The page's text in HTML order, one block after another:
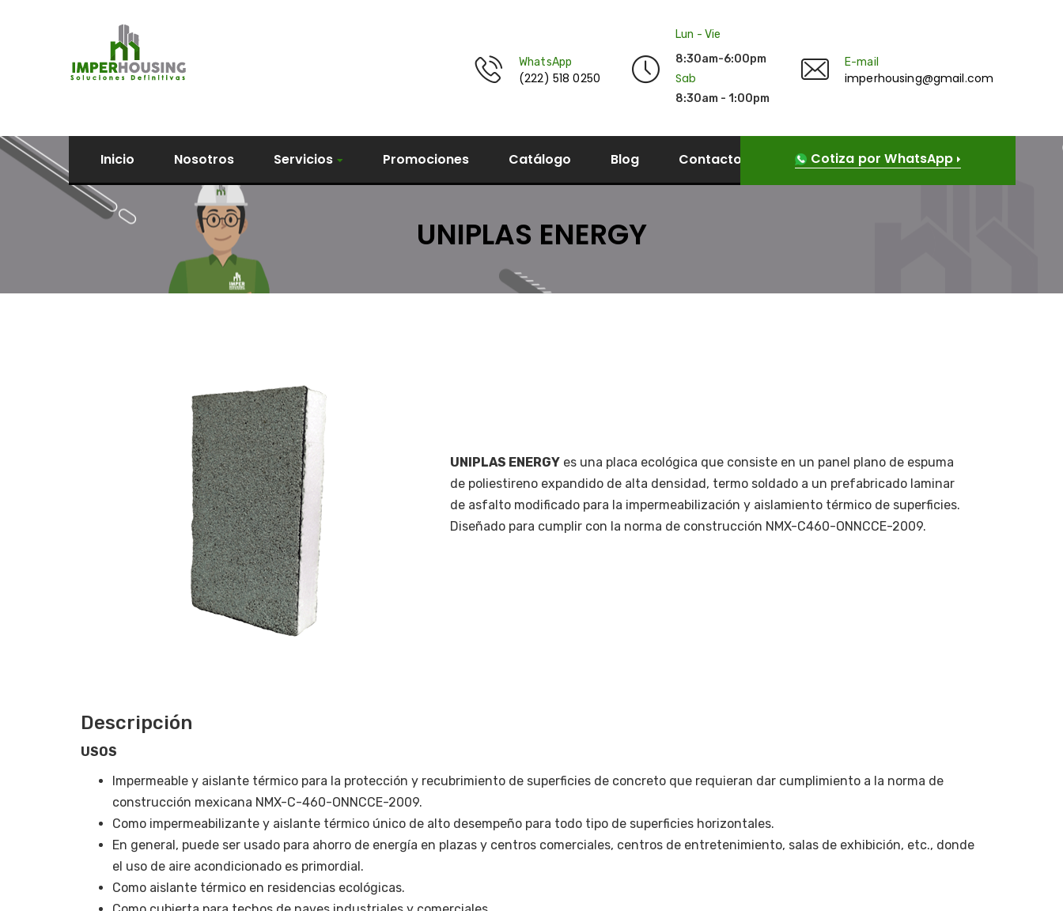
WhatsApp
(222) 518 0250
Lun - Vie
8:30am-6:00pm
Sab
8:30am - 1:00pm
E-mail
imperhousing@gmail.com
Inicio Nosotros Servicios Promociones Catálogo Blog Contacto Cotiza por WhatsApp
UNIPLAS ENERGY
UNIPLAS ENERGY es una placa ecológica que consiste en un panel plano de espuma
de poliestireno expandido de alta densidad, termo soldado a un prefabricado laminar
de asfalto modificado para la impermeabilización y aislamiento térmico de superficies.
Diseñado para cumplir con la norma de construcción NMX-C460-ONNCCE-2009.
Descripción
USOS
Impermeable y aislante térmico para la protección y recubrimiento de superficies de concreto que requieran dar cumplimiento a la norma de
construcción mexicana NMX-C-460-ONNCCE-2009.
Como impermeabilizante y aislante térmico único de alto desempeño para todo tipo de superficies horizontales.
En general, puede ser usado para ahorro de energía en plazas y centros comerciales, centros de entretenimiento, salas de exhibición, etc., donde
el uso de aire acondicionado es primordial.
Como aislante térmico en residencias ecológicas.